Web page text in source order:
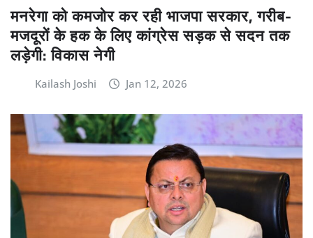
मनरेगा को कमजोर कर रही भाजपा सरकार, गरीब-
मजदूरों के हक के लिए कांग्रेस सड़क से सदन तक
लड़ेगी: विकास नेगी
Kailash Joshi Jan 12, 2026